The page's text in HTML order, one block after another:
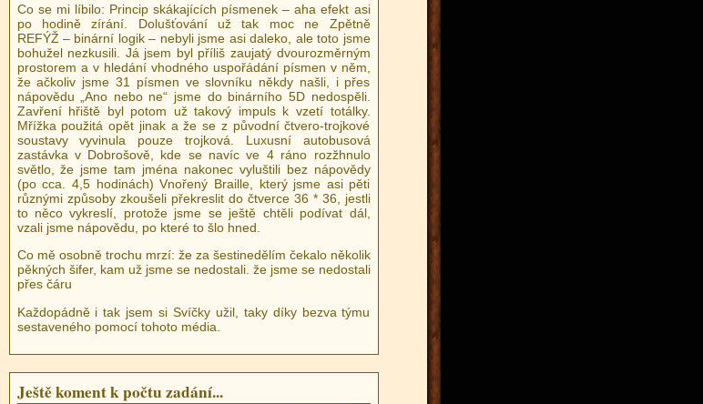
Co se mi líbilo: Princip skákajících písmenek – aha efekt asi
po hodině zírání. Dolušťování už tak moc ne Zpětně
REFÝŽ – binární logik – nebyli jsme asi daleko, ale toto jsme
bohužel nezkusili. Já jsem byl příliš zaujatý dvourozměrným
prostorem a v hledání vhodného uspořádání písmen v něm,
že ačkoliv jsme 31 písmen ve slovníku někdy našli, i přes
nápovědu „Ano nebo ne“ jsme do binárního 5D nedospěli.
Zavření hřiště byl potom už takový impuls k vzetí totálky.
Mřížka použitá opět jinak a že se z původní čtvero-trojkové
soustavy vyvinula pouze trojková. Luxusní autobusová
zastávka v Dobrošově, kde se navíc ve 4 ráno rozžhnulo
světlo, že jsme tam jména nakonec vyluštili bez nápovědy
(po cca. 4,5 hodinách) Vnořený Braille, který jsme asi pěti
různými způsoby zkoušeli překreslit do čtverce 36 * 36, jestli
to něco vykreslí, protože jsme se ještě chtěli podívat dál,
vzali jsme nápovědu, po které to šlo hned.
Co mě osobně trochu mrzí: že za šestinedělím čekalo několik
pěkných šifer, kam už jsme se nedostali. že jsme se nedostali
přes čáru
Každopádně i tak jsem si Svíčky užil, taky díky bezva týmu
sestaveného pomocí tohoto média.
Ještě koment k počtu zadání...